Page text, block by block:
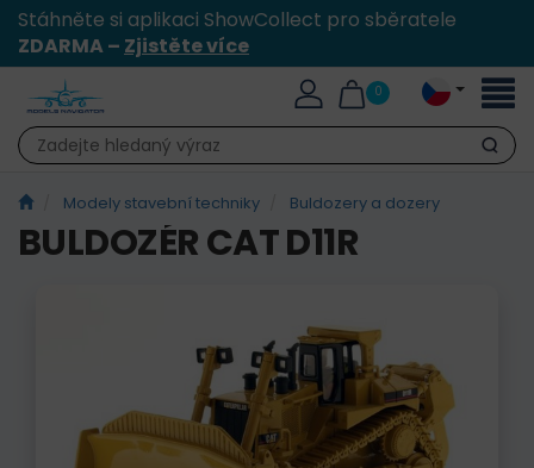
Stáhněte si aplikaci ShowCollect pro sběratele
ZDARMA – Zjistěte více
0
Hledat
Modely stavební techniky Buldozery a dozery
BULDOZÉR CAT D11R